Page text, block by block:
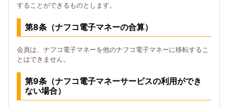
することができるものとします。
第8条（ナフコ電子マネーの合算）
会員は、ナフコ電子マネーを他のナフコ電子マネーに移転するこ
とはできません。
第9条（ナフコ電子マネーサービスの利用ができ
ない場合）